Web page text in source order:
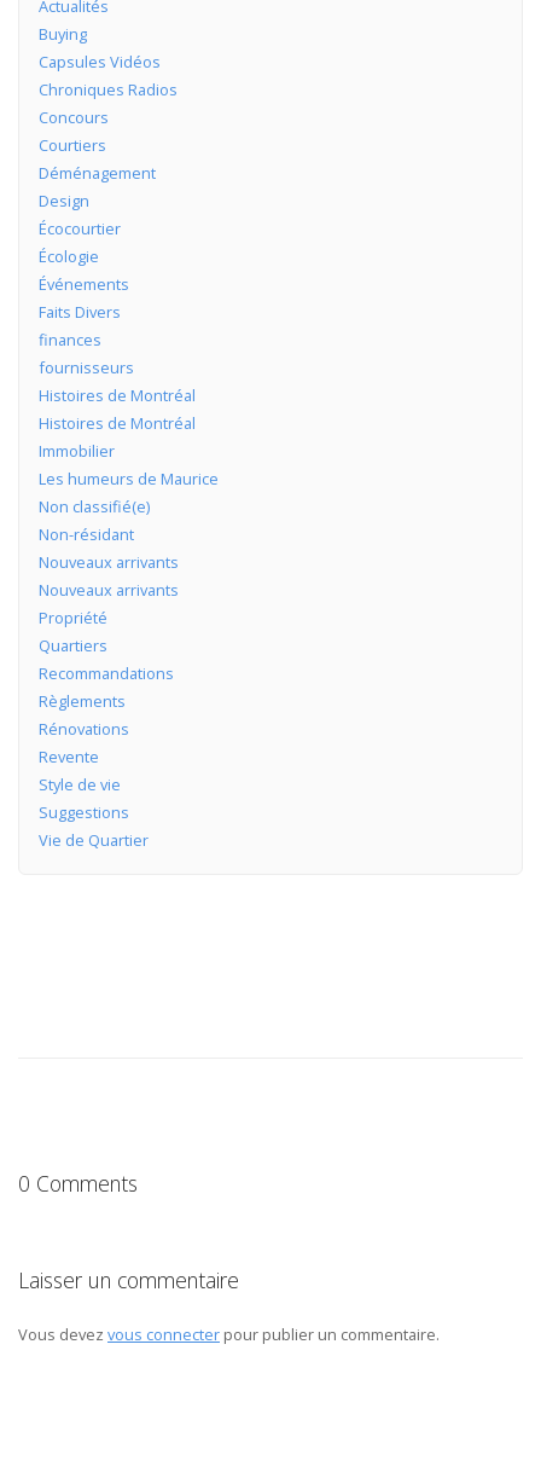
Actualités
Buying
Capsules Vidéos
Chroniques Radios
Concours
Courtiers
Déménagement
Design
Écocourtier
Écologie
Événements
Faits Divers
finances
fournisseurs
Histoires de Montréal
Histoires de Montréal
Immobilier
Les humeurs de Maurice
Non classifié(e)
Non-résidant
Nouveaux arrivants
Nouveaux arrivants
Propriété
Quartiers
Recommandations
Règlements
Rénovations
Revente
Style de vie
Suggestions
Vie de Quartier
0 Comments
Laisser un commentaire
Vous devez vous connecter pour publier un commentaire.